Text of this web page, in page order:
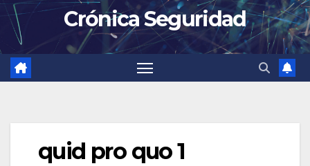
Crónica Seguridad
quid pro quo 1